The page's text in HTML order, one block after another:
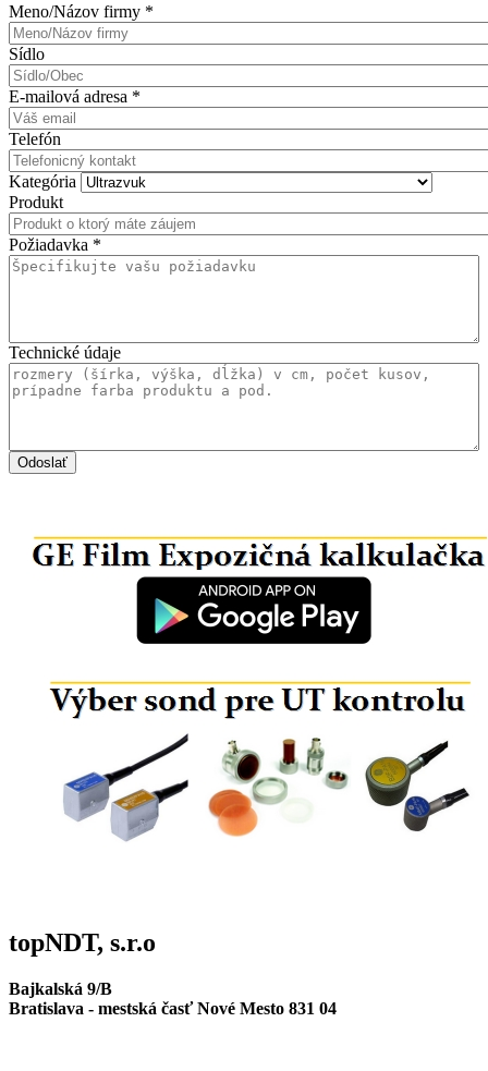
Meno/Názov firmy *
Sídlo
E-mailová adresa *
Telefón
Kategória
Produkt
Požiadavka *
Technické údaje
Odoslať
topNDT, s.r.o
Bajkalská 9/B
Bratislava - mestská časť Nové Mesto 831 04